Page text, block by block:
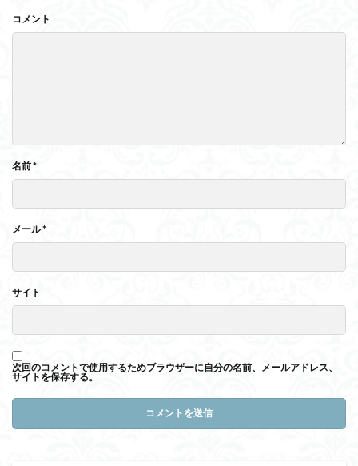
コメント
名前*
メール*
サイト
次回のコメントで使用するためブラウザーに自分の名前、メールアドレス、
サイトを保存する。